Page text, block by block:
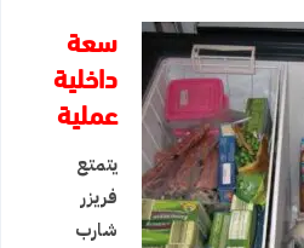
سعة
داخلية
عملية
يتمتع
فريزر
شارب